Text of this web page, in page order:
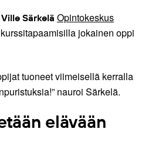
Ville Särkelä Opintokeskus
jokainen oppi
tuoneet viimeisellä kerralla
nauroi Särkelä.
elävään